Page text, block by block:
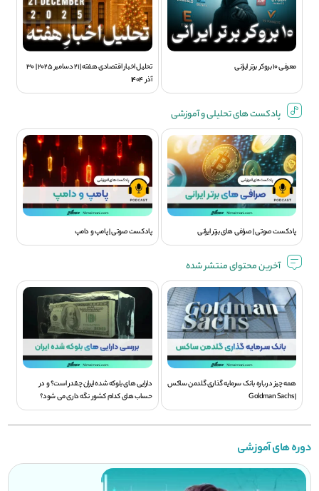
معرفی 10 بروکر برتر ایرانی
تحلیل اخبار اقتصادی هفته | 21 دسامبر 2025 | 30
آذر 1404
پادکست های تحلیلی و آموزشی
پادکست صوتی | صرافی های برتر ایرانی پادکست صوتی | پامپ و دامپ
آخرین محتوای منتشر شده
همه چیز درباره بانک سرمایه گذاری گلدمن ساکس
| Goldman Sachs
دارایی های بلوکه شده ایران چقدر است؟ و در
حساب های کدام کشور نگه داری می شود؟
دوره های آموزشی